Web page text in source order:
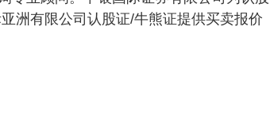
洲有限公司认股证/牛熊证提供买卖报价